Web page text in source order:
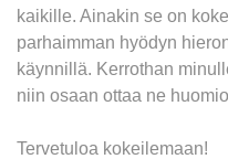
kaikille. Ainakin se on
parhaimman hyödyn
käynnillä. Kerrothan
niin osaan ottaa ne
Tervetuloa kokeilemaan!